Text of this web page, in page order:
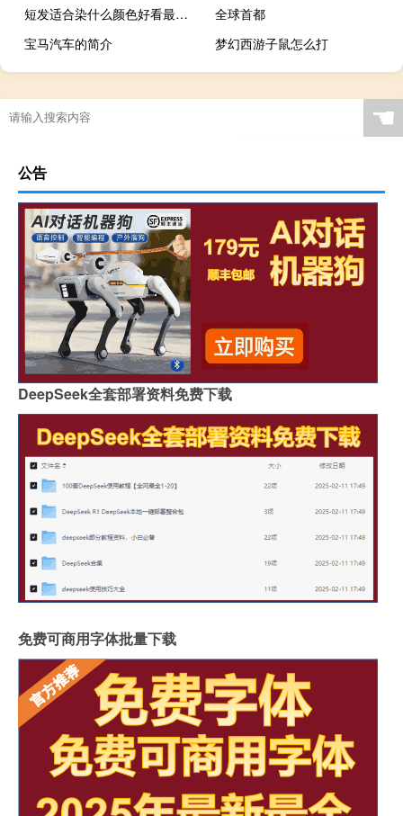
短发适合染什么颜色好看最流行
全球首都
宝马汽车的简介
梦幻西游子鼠怎么打
☚
公告
DeepSeek全套部署资料免费下载
免费可商用字体批量下载